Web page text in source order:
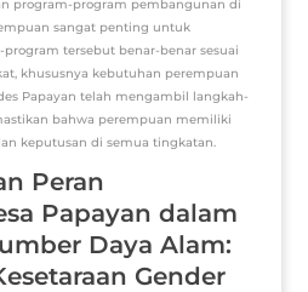
program-program pembangunan di
sangat penting untuk
tersebut benar-benar sesuai
khususnya kebutuhan perempuan
Papayan telah mengambil langkah-
bahwa perempuan memiliki
keputusan di semua tingkatan.
Peran
Papayan dalam
Daya Alam:
Gender